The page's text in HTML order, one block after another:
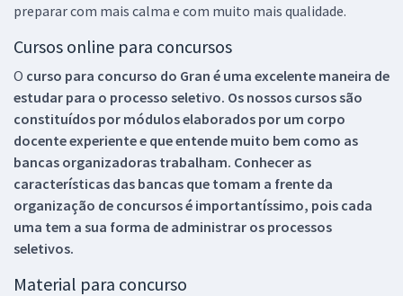
preparar com mais calma e com muito mais qualidade.
Cursos online para concursos
O curso para concurso do Gran é uma excelente maneira de
estudar para o processo seletivo. Os nossos cursos são
constituídos por módulos elaborados por um corpo
docente experiente e que entende muito bem como as
bancas organizadoras trabalham. Conhecer as
características das bancas que tomam a frente da
organização de concursos é importantíssimo, pois cada
uma tem a sua forma de administrar os processos
seletivos.
Material para concurso